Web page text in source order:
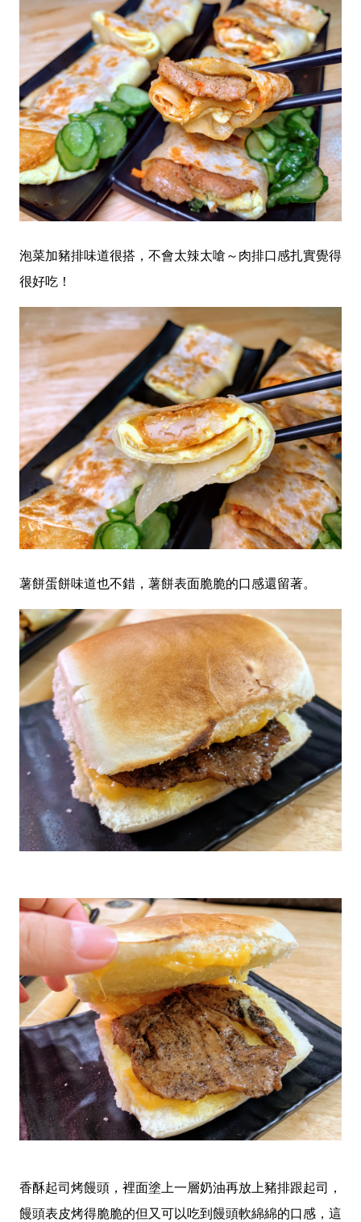
泡菜加豬排味道很搭，不會太辣太嗆～肉排口感扎實覺得
很好吃！
薯餅蛋餅味道也不錯，薯餅表面脆脆的口感還留著。
香酥起司烤饅頭，裡面塗上一層奶油再放上豬排跟起司，
饅頭表皮烤得脆脆的但又可以吃到饅頭軟綿綿的口感，這